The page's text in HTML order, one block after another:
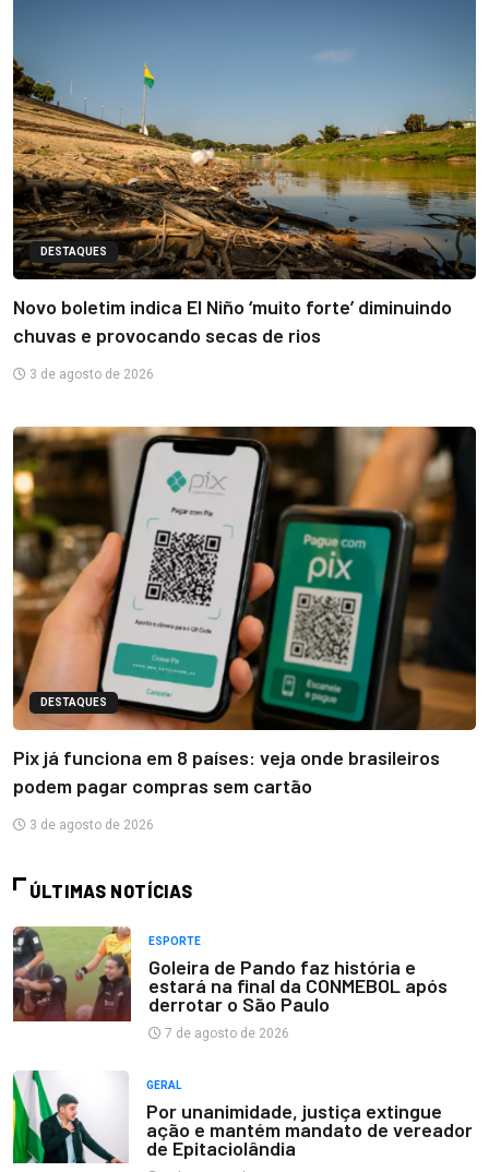
DESTAQUES
Novo boletim indica El Niño ‘muito forte’ diminuindo
chuvas e provocando secas de rios
3 de agosto de 2026
DESTAQUES
Pix já funciona em 8 países: veja onde brasileiros
podem pagar compras sem cartão
3 de agosto de 2026
ÚLTIMAS NOTÍCIAS
ESPORTE
Goleira de Pando faz história e
estará na final da CONMEBOL após
derrotar o São Paulo
7 de agosto de 2026
GERAL
Por unanimidade, justiça extingue
ação e mantém mandato de vereador
de Epitaciolândia